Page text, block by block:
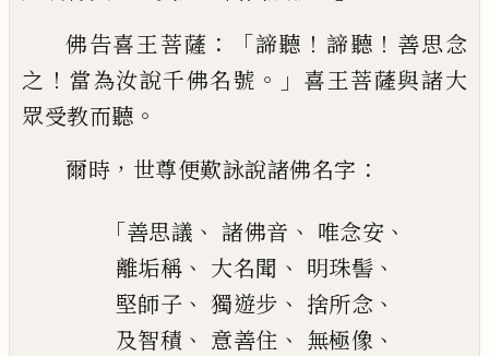
佛告喜王菩薩 ：「諦聽 ！ 諦聽 ！ 善思念
之 ！ 當為汝說千佛名號 。」 喜王菩薩與諸大
眾受教而聽 。
爾時 ， 世尊便歎詠說諸佛名字 ：
「善思議 、 諸佛音 、 唯念安 、
離垢稱 、 大名聞 、 明珠髻 、
堅師子 、 獨遊步 、 捨所念 、
及智積 、 意善住 、 無極像 、